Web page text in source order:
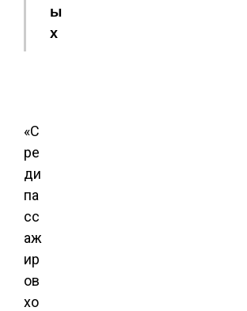
ы
х
«С
ре
ди
па
сс
аж
ир
ов
хо